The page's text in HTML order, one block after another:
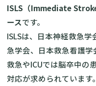
ISLS（Immediate
ースです。
ISLSは、日本神経救急
急学会、日本救急看護学
救急やICUでは脳卒中の
対応が求められています